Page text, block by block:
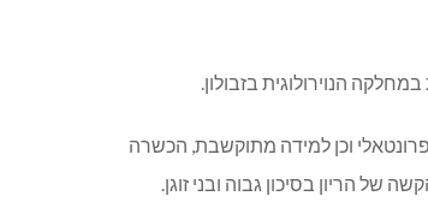
הנוירולוגית בזבולון.
וכן למידה מתוקשבת, הכשרה
הריון בסיכון גבוה ובני זוגן.